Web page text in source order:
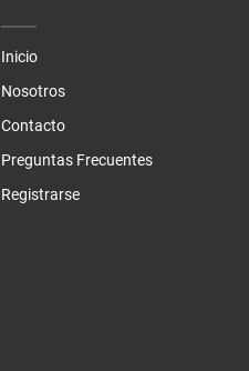
Inicio
Nosotros
Contacto
Preguntas Frecuentes
Registrarse